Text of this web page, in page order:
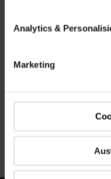
Analytics &
Marketing
Komáre, muchy, osy
do obytného